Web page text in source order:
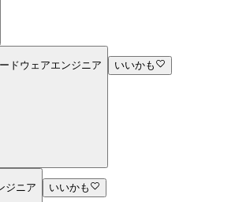
ドウェアエンジニア いいかも
ジニア いいかも